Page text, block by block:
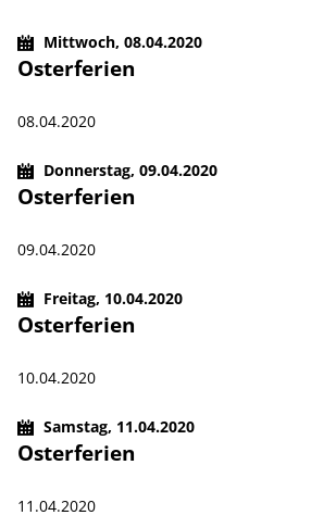
Mittwoch,08.04.2020
Osterferien
08.04.2020
Donnerstag,09.04.2020
Osterferien
09.04.2020
Freitag, 10.04.2020
Osterferien
10.04.2020
Samstag, 11.04.2020
Osterferien
11.04.2020